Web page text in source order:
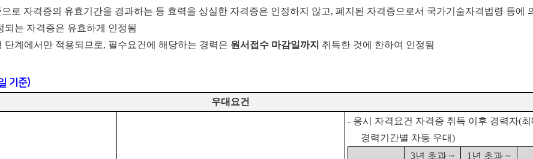
으로 자격증의 유효기간을 경과하는 등 효력을 상실한 자격증은 인정하지 않고,폐지된 자격증으로서 국가기술자격법령 등에
되는 자격증은 유효하게 인정됨
단계에서만 적용되므로, 필수요건에 해당하는 경력은 원서접수 마감일까지 취득한 것에 한하여 인정됨
기준)
우대요건
- 응시 자격요건 자격증 취득 이후 경력자(
경력기간별 차등 우대)
3년 초과 ~
1년 초과 ~